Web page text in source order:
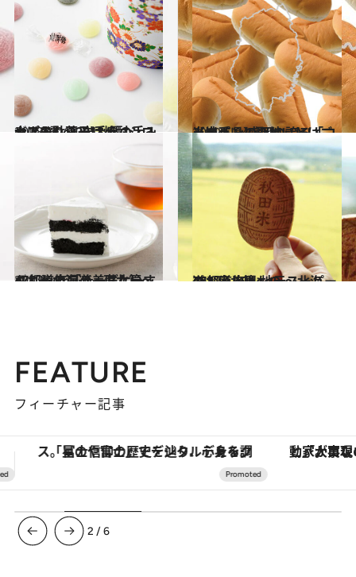
2018.11.19
大人の駄菓子は焼酎シロップ入り？ 岩手県の手みやげ3選 ～2018～
グルメ 2019.5.24
【岩手県】のおいしいご当地パン 盛岡の誇る「コッペパンの聖地」とは
グルメ
2017.9.17
47都道府県の美味しいすぐれもの 「チーズケーキ」～北海道・東北篇～
グルメ 2017.1.19
47都道府県 地元スーパーのおいしいもの ～北海道・東北篇～
グルメ
FEATURE
フィーチャー記事
「大事なのは地域の意識を変えること」。ロレックス賞受賞の自然保護活動家が実現させたナイジェリアの自然環境の復活 【夏限定ディナーコース】旬を
3 /6